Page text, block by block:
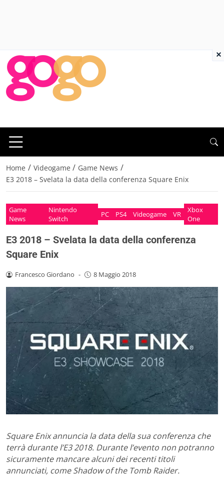
Home / Videogame / Game News /
E3 2018 – Svelata la data della conferenza Square Enix
Game
News
Nintendo
Switch
PC PS4 Videogame VR
Xbox
One
E3 2018 – Svelata la data della conferenza
Square Enix
Francesco Giordano - 8 Maggio 2018
Square Enix annuncia la data della sua conferenza che
terrà durante l’E3 2018. Durante l’evento non potranno
sicuramente mancare alcuni dei recenti titoli
annunciati, come Shadow of the Tomb Raider.
×